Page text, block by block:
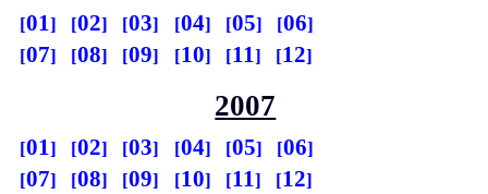
01 02 03 04 05
06
07
08 09 10 11 12
2007
01 02 03 04 05
06
07
08 09 10 11 12